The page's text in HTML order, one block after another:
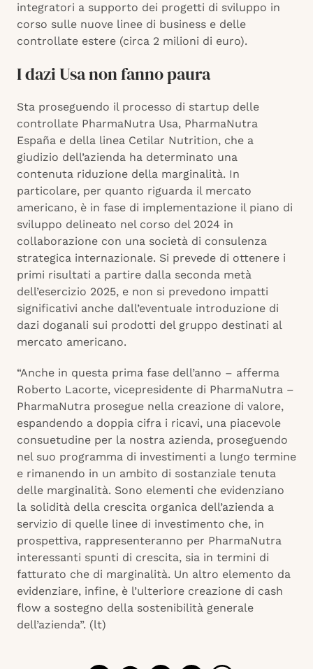
integratori a supporto dei progetti di sviluppo in
corso sulle nuove linee di business e delle
controllate estere (circa 2 milioni di euro).
I dazi Usa non fanno paura
Sta proseguendo il processo di startup delle
controllate PharmaNutra Usa, PharmaNutra
España e della linea Cetilar Nutrition, che a
giudizio dell’azienda ha determinato una
contenuta riduzione della marginalità. In
particolare, per quanto riguarda il mercato
americano, è in fase di implementazione il piano di
sviluppo delineato nel corso del 2024 in
collaborazione con una società di consulenza
strategica internazionale. Si prevede di ottenere i
primi risultati a partire dalla seconda metà
dell’esercizio 2025, e non si prevedono impatti
significativi anche dall’eventuale introduzione di
dazi doganali sui prodotti del gruppo destinati al
mercato americano.
“Anche in questa prima fase dell’anno – afferma
Roberto Lacorte, vicepresidente di PharmaNutra –
PharmaNutra prosegue nella creazione di valore,
espandendo a doppia cifra i ricavi, una piacevole
consuetudine per la nostra azienda, proseguendo
nel suo programma di investimenti a lungo termine
e rimanendo in un ambito di sostanziale tenuta
delle marginalità. Sono elementi che evidenziano
la solidità della crescita organica dell’azienda a
servizio di quelle linee di investimento che, in
prospettiva, rappresenteranno per PharmaNutra
interessanti spunti di crescita, sia in termini di
fatturato che di marginalità. Un altro elemento da
evidenziare, infine, è l’ulteriore creazione di cash
flow a sostegno della sostenibilità generale
dell’azienda”. (lt)